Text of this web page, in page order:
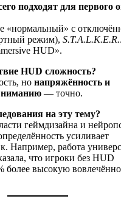
подходят для первого
«нормальный» с
режим),
HUD».
HUD сложность?
но напряжённость и
— точно.
на эту тему?
геймдизайна и
усиливает
Например, работа
что игроки без HUD
более высокую